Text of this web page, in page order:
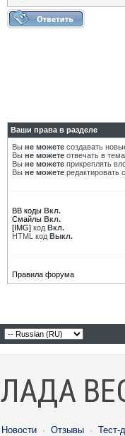
Ваши права в разделе
Вы не можете создавать
Вы не можете отвечать в
Вы не можете прикреплять
Вы не можете редактировать
BB коды Вкл.
Смайлы Вкл.
[IMG] код Вкл.
HTML код Выкл.
Правила форума
ЛАДА
Новости · Отзывы · Тест-